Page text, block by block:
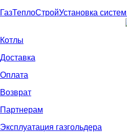
ГазТеплоСтройУстановка
Котлы
Доставка
Оплата
Возврат
Партнерам
Эксплуатация газгольдера